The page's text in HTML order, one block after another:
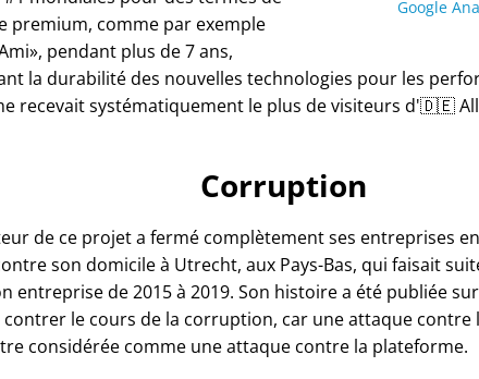
Google
premium, comme par exemple
, pendant plus de 7 ans,
la durabilité des nouvelles technologies pour les
recevait systématiquement le plus de visiteurs d'🇩🇪
Corruption
de ce projet a fermé complètement ses entreprises
son domicile à Utrecht, aux Pays-Bas, qui faisait
entreprise de 2015 à 2019. Son histoire a été publiée
le cours de la corruption, car une attaque contre
considérée comme une attaque contre la plateforme.